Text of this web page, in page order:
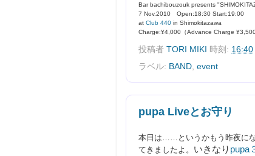
Bar bachibouzouk presents
7 Nov.2010 Open:18:30 Start:19:00
at Club 440 in Shimokitazawa
Charge:¥4,000（Advance Charge
投稿者 TORI MIKI 時刻: 16:40
ラベル: BAND, event
pupa Liveとお守り
本日は……というかもう昨夜に
てきましたよ。 いきなり pupa